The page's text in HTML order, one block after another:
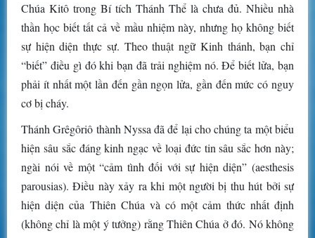
Chúa Kitô trong Bí tích Thánh Thể là chưa đủ. Nhiều nhà
thần học biết tất cả về mầu nhiệm này, nhưng họ không biết
sự hiện diện thực sự. Theo thuật ngữ Kinh thánh, bạn chỉ
“biết” điều gì đó khi bạn đã trải nghiệm nó. Để biết lửa, bạn
phải ít nhất một lần đến gần ngọn lửa, gần đến mức có nguy
cơ bị cháy.
Thánh Grêgôriô thành Nyssa đã để lại cho chúng ta một biểu
hiện sâu sắc đáng kinh ngạc về loại đức tin sâu sắc hơn này;
ngài nói về một “cảm tình đối với sự hiện diện” (aesthesis
parousias). Điều này xảy ra khi một người bị thu hút bởi sự
hiện diện của Thiên Chúa và có một cảm thức nhất định
(không chỉ là một ý tưởng) rằng Thiên Chúa ở đó. Nó không